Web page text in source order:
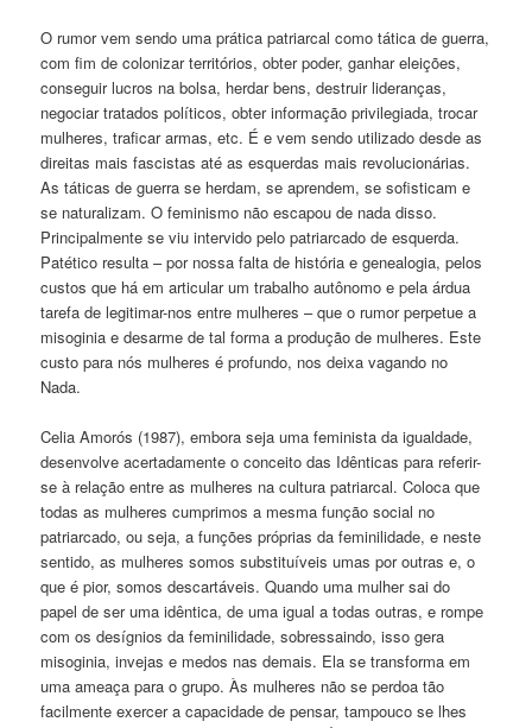
O rumor vem sendo uma prática patriarcal como tática de guerra,
com fim de colonizar territórios, obter poder, ganhar eleições,
conseguir lucros na bolsa, herdar bens, destruir lideranças,
negociar tratados políticos, obter informação privilegiada, trocar
mulheres, traficar armas, etc. É e vem sendo utilizado desde as
direitas mais fascistas até as esquerdas mais revolucionárias.
As táticas de guerra se herdam, se aprendem, se sofisticam e
se naturalizam. O feminismo não escapou de nada disso.
Principalmente se viu intervido pelo patriarcado de esquerda.
Patético resulta – por nossa falta de história e genealogia, pelos
custos que há em articular um trabalho autônomo e pela árdua
tarefa de legitimar-nos entre mulheres – que o rumor perpetue a
misoginia e desarme de tal forma a produção de mulheres. Este
custo para nós mulheres é profundo, nos deixa vagando no
Nada.
Celia Amorós (1987), embora seja uma feminista da igualdade,
desenvolve acertadamente o conceito das Idênticas para referir-
se à relação entre as mulheres na cultura patriarcal. Coloca que
todas as mulheres cumprimos a mesma função social no
patriarcado, ou seja, a funções próprias da feminilidade, e neste
sentido, as mulheres somos substituíveis umas por outras e, o
que é pior, somos descartáveis. Quando uma mulher sai do
papel de ser uma idêntica, de uma igual a todas outras, e rompe
com os desígnios da feminilidade, sobressaindo, isso gera
misoginia, invejas e medos nas demais. Ela se transforma em
uma ameaça para o grupo. Às mulheres não se perdoa tão
facilmente exercer a capacidade de pensar, tampouco se lhes